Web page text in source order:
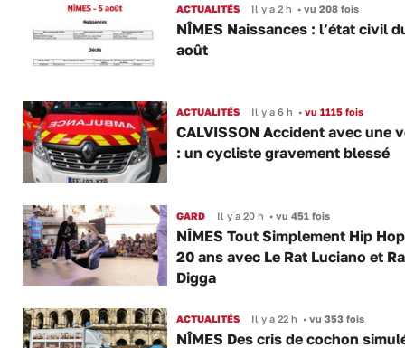
ACTUALITÉS Il y a 2 h •vu 208 fois
NÎMES Naissances : l’état civil
août
ACTUALITÉS Il y a 6 h •vu 1115 fois
CALVISSON Accident avec une
: un cycliste gravement blessé
GARD Il y a 20 h •vu 451 fois
NÎMES Tout Simplement Hip
20 ans avec Le Rat Luciano et
Digga
ACTUALITÉS Il y a 22 h •vu 353 fois
NÎMES Des cris de cochon